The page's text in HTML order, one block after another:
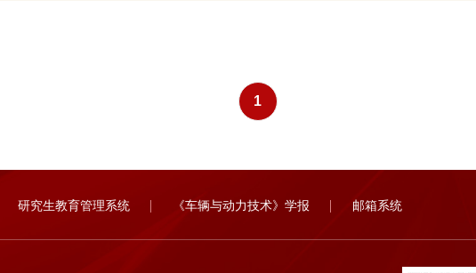
1
研究生教育管理系统 《车辆与动力技术》学报 邮箱系统